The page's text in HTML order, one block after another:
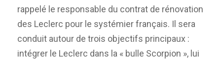
rappelé le responsable du contrat de rénovation
des Leclerc pour le systémier français. Il sera
conduit autour de trois objectifs principaux :
intégrer le Leclerc dans la « bulle Scorpion », lui